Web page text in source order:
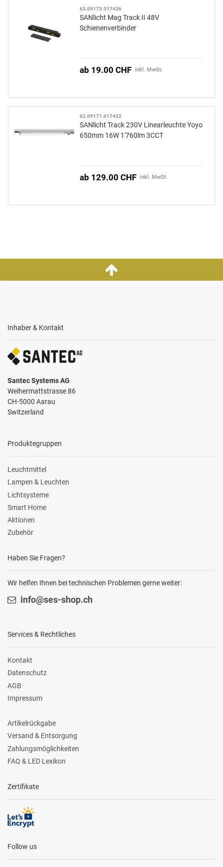
63.09173.017436
SANlicht Mag Track II 48V
Schienenverbinder
ab 19.00 CHF inkl. MwSt.
62.09171.017432
SANlicht Track 230V Linearleuchte Yoyo
650mm 16W 1'760lm 3CCT
ab 129.00 CHF inkl. MwSt.
Inhaber & Kontakt
Santec Systems AG
Weihermattstrasse 86
CH-5000 Aarau
Switzerland
Produktegruppen
Leuchtmittel
Lampen & Leuchten
Lichtsysteme
Smart Home
Aktionen
Zubehör
Haben Sie Fragen?
Wir helfen Ihnen bei technischen Problemen gerne weiter:
info@ses-shop.ch
Services & Rechtliches
Kontakt
Datenschutz
AGB
Impressum
Artikelrückgabe
Versand & Entsorgung
Zahlungsmöglichkeiten
FAQ & LED Lexikon
Zertifikate
Follow us